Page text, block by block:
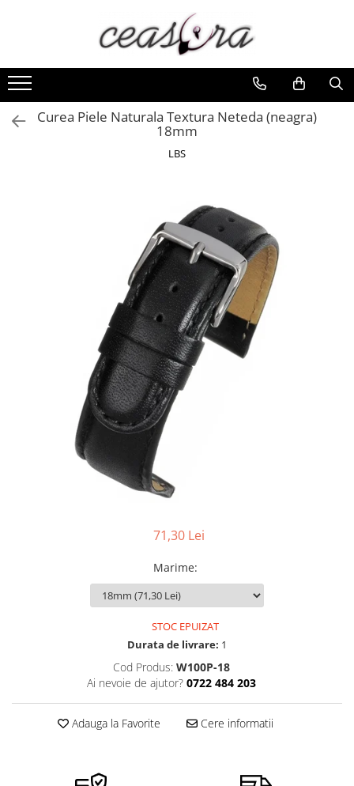
Toate Produsele
Baterii
AA, AAA, 9V
Accesorii baterii
Ceasuri Daniel Klein
Ceasuri Q&Q Attractive
Ceasuri Reflex
Ceasuri Sekonda
Ceasuri Timberland
Curele Apple Watch
Curele cauciuc
Curea Piele Naturala Textura Neteda (neagra)
18mm
LBS
71,30 Lei
Marime:
STOC EPUIZAT
Durata de livrare: 1
Cod Produs: W100P-18
Ai nevoie de ajutor? 0722 484 203
Adauga la Favorite Cere informatii